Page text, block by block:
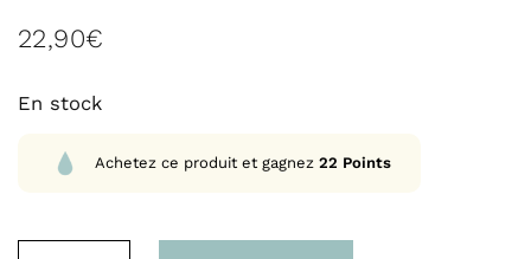
22,90€
En stock
Achetez ce produit et gagnez 22 Points